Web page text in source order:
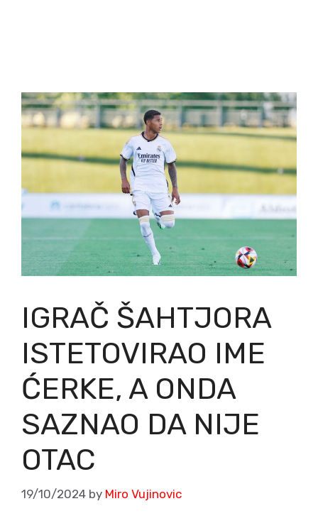
IGRAČ ŠAHTJORA
ISTETOVIRAO IME
ĆERKE, A ONDA
SAZNAO DA NIJE
OTAC
19/10/2024 by Miro Vujinovic